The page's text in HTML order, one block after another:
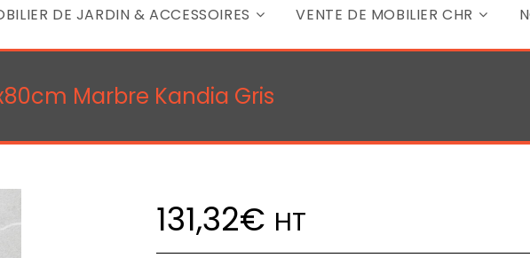
DE JARDIN & ACCESSOIRES VENTE DE MOBILIER CHR
Marbre Kandia Gris
131,32€ HT